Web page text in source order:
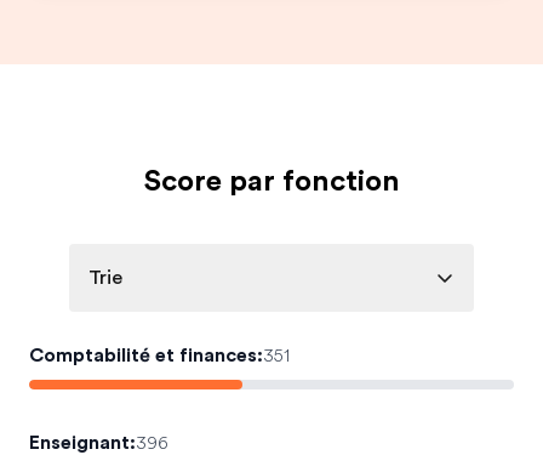
Score par fonction
Trie
Comptabilité et finances:351
Enseignant:396